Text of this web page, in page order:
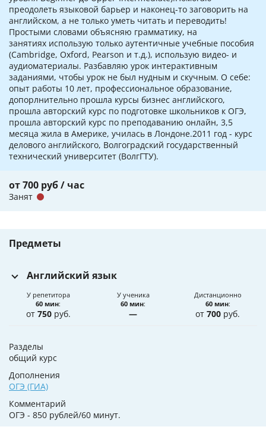
преодолеть языковой барьер и наконец-то заговорить на
английском, а не только уметь читать и переводить!
Простыми словами объясняю грамматику, на
занятиях использую только аутентичные учебные пособия
(Cambridge, Oxford, Pearson и т.д.), использую видео- и
аудиоматериалы. Разбавляю урок интерактивным
заданиями, чтобы урок не был нудным и скучным. О себе:
опыт работы 10 лет, профессиональное образование,
допорлнительно прошла курсы бизнес английского,
прошла авторский курс по подготовке школьников к ОГЭ,
прошла авторский курс по преподаванию онлайн, 3,5
месяца жила в Америке, училась в Лондоне.2011 год - курс
делового английского, Волгоградский государственный
технический университет (ВолгГТУ).
от 700 руб / час
Занят
Предметы
Английский язык
У репетитора
60 мин:
от 750руб.
У ученика
60 мин:
—
Дистанционно
60 мин:
от700 руб.
Разделы
общий курс
Дополнения
ОГЭ (ГИА)
Комментарий
ОГЭ - 850 рублей/60 минут.